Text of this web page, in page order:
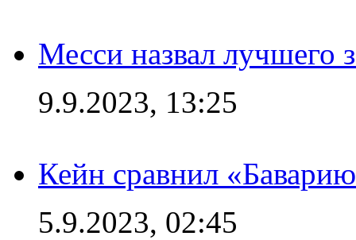
Месси назвал лучшего
9.9.2023, 13:25
Кейн сравнил
5.9.2023, 02:45